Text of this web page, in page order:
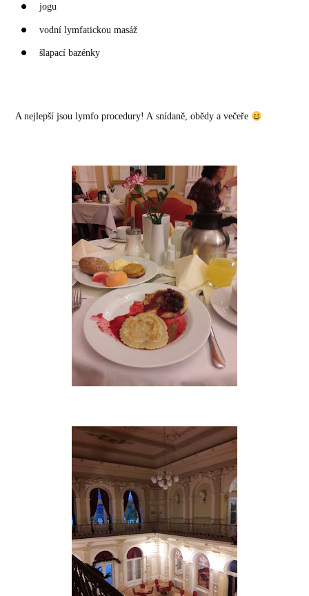
jogu
vodní lymfatickou masáž
šlapací bazénky
A nejlepší jsou lymfo procedury! A snídaně, obědy a večeře